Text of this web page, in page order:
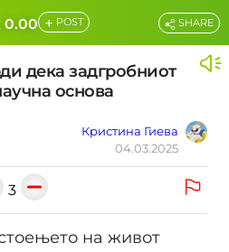
0.00 + POST
дека задгробниот
основа
Кристина Гиева
04.03.2025
SHARE
3
на живот